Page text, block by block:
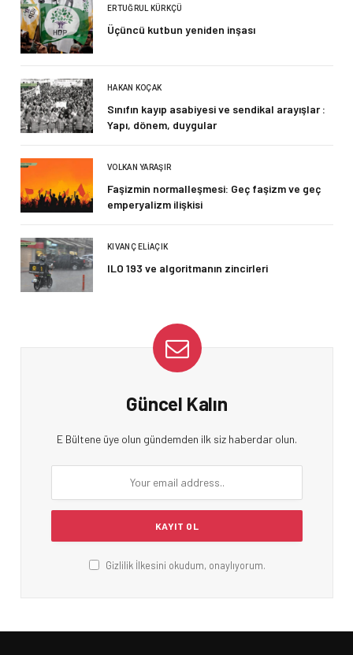
ERTUĞRUL KÜRKÇÜ
Üçüncü kutbun yeniden inşası
HAKAN KOÇAK
Sınıfın kayıp asabiyesi ve sendikal arayışlar :
Yapı, dönem, duygular
VOLKAN YARAŞIR
Faşizmin normalleşmesi: Geç faşizm ve geç
emperyalizm ilişkisi
KIVANÇ ELIAÇIK
ILO 193 ve algoritmanın zincirleri
Güncel Kalın
E Bültene üye olun gündemden ilk siz haberdar olun.
Gizlilik İlkesini okudum, onaylıyorum.